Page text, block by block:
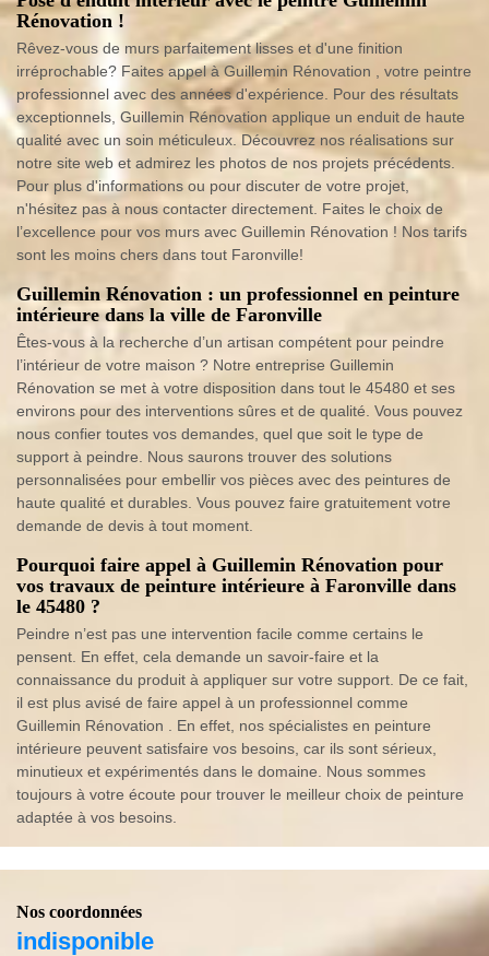
Rénovation !
Rêvez-vous de murs parfaitement lisses et d'une finition
irréprochable? Faites appel à Guillemin Rénovation , votre peintre
professionnel avec des années d'expérience. Pour des résultats
exceptionnels, Guillemin Rénovation applique un enduit de haute
qualité avec un soin méticuleux. Découvrez nos réalisations sur
notre site web et admirez les photos de nos projets précédents.
Pour plus d'informations ou pour discuter de votre projet,
n'hésitez pas à nous contacter directement. Faites le choix de
l’excellence pour vos murs avec Guillemin Rénovation ! Nos tarifs
sont les moins chers dans tout Faronville!
Guillemin Rénovation : un professionnel en peinture
intérieure dans la ville de Faronville
Êtes-vous à la recherche d’un artisan compétent pour peindre
l’intérieur de votre maison ? Notre entreprise Guillemin
Rénovation se met à votre disposition dans tout le 45480 et ses
environs pour des interventions sûres et de qualité. Vous pouvez
nous confier toutes vos demandes, quel que soit le type de
support à peindre. Nous saurons trouver des solutions
personnalisées pour embellir vos pièces avec des peintures de
haute qualité et durables. Vous pouvez faire gratuitement votre
demande de devis à tout moment.
Pourquoi faire appel à Guillemin Rénovation pour
vos travaux de peinture intérieure à Faronville dans
le 45480 ?
Peindre n’est pas une intervention facile comme certains le
pensent. En effet, cela demande un savoir-faire et la
connaissance du produit à appliquer sur votre support. De ce fait,
il est plus avisé de faire appel à un professionnel comme
Guillemin Rénovation . En effet, nos spécialistes en peinture
intérieure peuvent satisfaire vos besoins, car ils sont sérieux,
minutieux et expérimentés dans le domaine. Nous sommes
toujours à votre écoute pour trouver le meilleur choix de peinture
adaptée à vos besoins.
Nos coordonnées
indisponible